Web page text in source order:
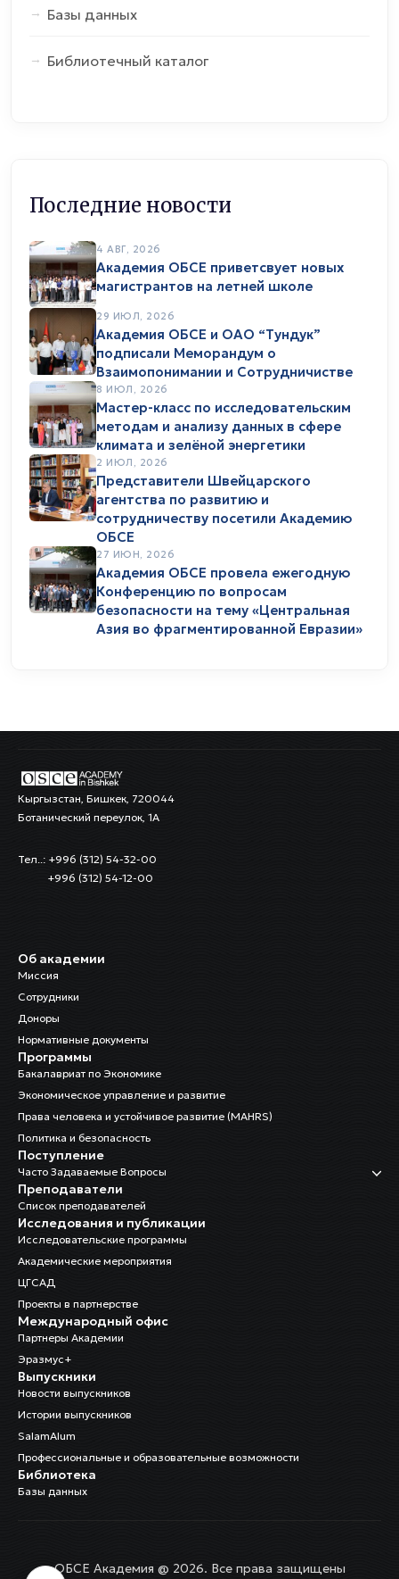
Базы данных
Библиотечный каталог
Последние новости
4 АВГ, 2026
Академия ОБСЕ приветсвует новых
магистрантов на летней школе
29 ИЮЛ, 2026
Академия ОБСЕ и ОАО “Тундук”
подписали Меморандум о
Взаимопонимании и Сотрудничистве
8 ИЮЛ, 2026
Мастер-класс по исследовательским
методам и анализу данных в сфере
климата и зелёной энергетики
2 ИЮЛ, 2026
Представители Швейцарского
агентства по развитию и
сотрудничеству посетили Академию
ОБСЕ
27 ИЮН, 2026
Академия ОБСЕ провела ежегодную
Конференцию по вопросам
безопасности на тему «Центральная
Азия во фрагментированной Евразии»
Кыргызстан, Бишкек, 720044
Ботанический переулок, 1А
Тел..: +996 (312) 54-32-00
+996 (312) 54-12-00
Об академии
Миссия
Сотрудники
Доноры
Нормативные документы
Программы
Бакалавриат по Экономике
Экономическое управление и развитие
Права человека и устойчивое развитие (MAHRS)
Политика и безопасность
Поступление
Часто Задаваемые Вопросы
Преподаватели
Список преподавателей
Исследования и публикации
Исследовательские программы
Академические мероприятия
ЦГСАД
Проекты в партнерстве
Международный офис
Партнеры Академии
Эразмус+
Выпускники
Новости выпускников
Истории выпускников
SalamAlum
Профессиональные и образовательные возможности
Библиотека
Базы данных
ОБСЕ Академия @ 2026. Все права защищены